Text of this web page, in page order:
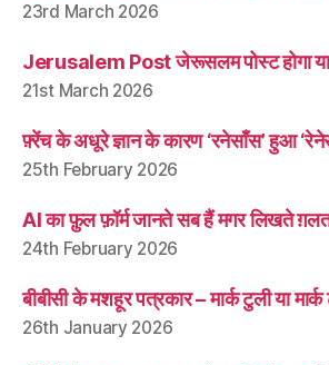
23rd March 2026
Jerusalem Post जेरूसलम पोस्ट होगा
21st March 2026
फ़्रेंच के अधूरे ज्ञान के कारण ‘रनेसाँस’ हुआ
25th February 2026
AI का फ़ुल फ़ॉर्म जानते सब हैं मगर लिखते
24th February 2026
बीबीसी के मशहूर पत्रकार – मार्क टुली या
26th January 2026